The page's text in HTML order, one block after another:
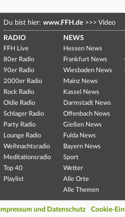
Du bist hier: www.FFH.de >>> Video
RADIO
FFH Live
80er Radio
90er Radio
2000er Radio
Rock Radio
Oldie Radio
Schlager Radio
Party Radio
Lounge Radio
Weihnachtsradio
Meditationsradio
Top 40
Playlist
NEWS
Hessen News
Frankfurt News
Wiesbaden News
Mainz News
Kassel News
Darmstadt News
Offenbach News
Gießen News
Fulda News
Bayern News
Sport
Wetter
Alle Orte
Alle Themen
Impressum und Datenschutz Cookie-